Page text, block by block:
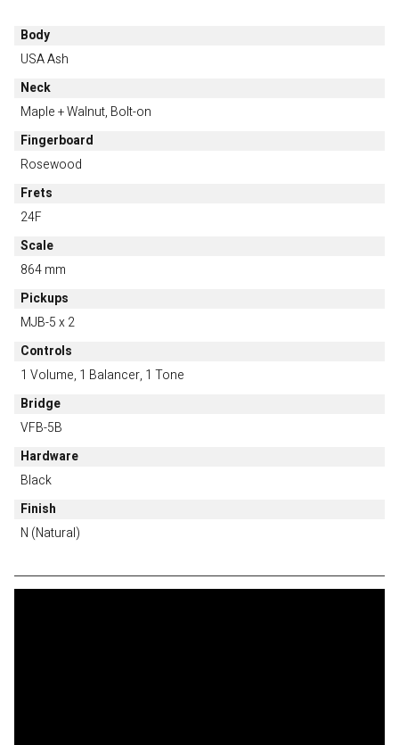
Body
USA Ash
Neck
Maple + Walnut, Bolt-on
Fingerboard
Rosewood
Frets
24F
Scale
864 mm
Pickups
MJB-5 x 2
Controls
1 Volume, 1 Balancer, 1 Tone
Bridge
VFB-5B
Hardware
Black
Finish
N (Natural)